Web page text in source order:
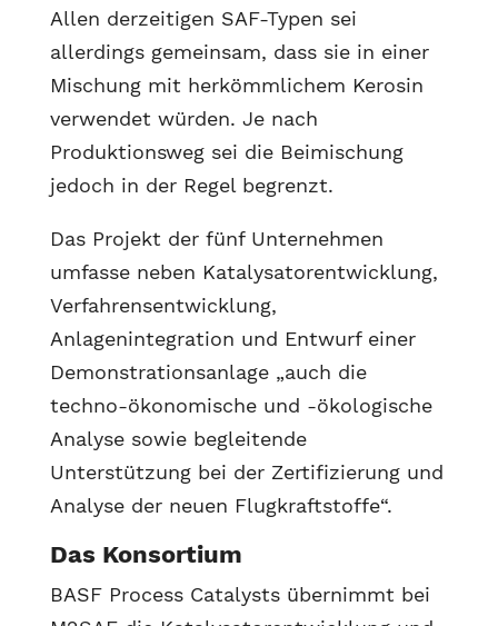
Allen derzeitigen SAF-Typen sei
allerdings gemeinsam, dass sie in einer
Mischung mit herkömmlichem Kerosin
verwendet würden. Je nach
Produktionsweg sei die Beimischung
jedoch in der Regel begrenzt.
Das Projekt der fünf Unternehmen
umfasse neben Katalysatorentwicklung,
Verfahrensentwicklung,
Anlagenintegration und Entwurf einer
Demonstrationsanlage „auch die
techno-ökonomische und -ökologische
Analyse sowie begleitende
Unterstützung bei der Zertifizierung und
Analyse der neuen Flugkraftstoffe“.
Das Konsortium
BASF Process Catalysts übernimmt bei